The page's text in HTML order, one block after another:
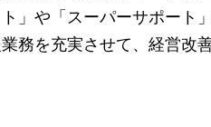
」や「スーパーサポート
務を充実させて、経営改